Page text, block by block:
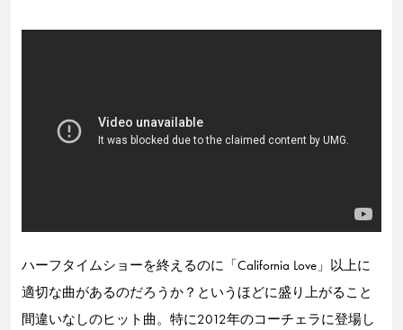
ハーフタイムショーを終えるのに「California Love」以上に
適切な曲があるのだろうか？というほどに盛り上がること
間違いなしのヒット曲。特に2012年のコーチェラに登場し